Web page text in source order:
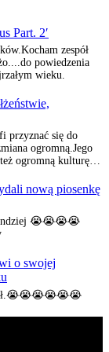
Part. 2′
zespół
powiedzenia
wieku.
przyznać się do
ogromną.Jego
ogromną kulturę…
nową piosenkę
indziej 😭😭😭😭
o swojej